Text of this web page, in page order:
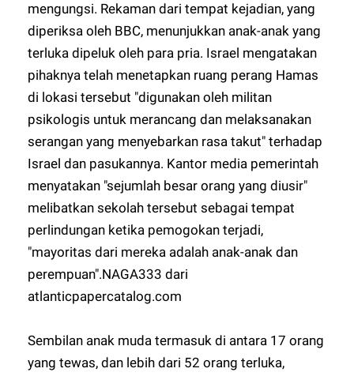
mengungsi. Rekaman dari tempat kejadian, yang
diperiksa oleh BBC, menunjukkan anak-anak yang
terluka dipeluk oleh para pria. Israel mengatakan
pihaknya telah menetapkan ruang perang Hamas
di lokasi tersebut "digunakan oleh militan
psikologis untuk merancang dan melaksanakan
serangan yang menyebarkan rasa takut" terhadap
Israel dan pasukannya. Kantor media pemerintah
menyatakan "sejumlah besar orang yang diusir"
melibatkan sekolah tersebut sebagai tempat
perlindungan ketika pemogokan terjadi,
"mayoritas dari mereka adalah anak-anak dan
perempuan".NAGA333dari
atlanticpapercatalog.com
Sembilan anak muda termasuk di antara 17 orang
yang tewas, dan lebih dari 52 orang terluka,